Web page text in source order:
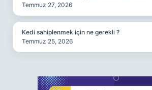
Temmuz 27, 2026
Kedi sahiplenmek için ne gerekli ?
Temmuz 25, 2026